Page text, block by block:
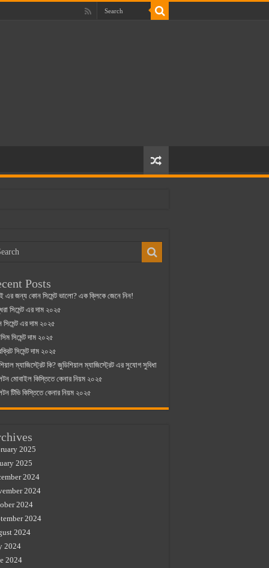
Posts
এর জন্য কোন সিমেন্ট ভালো? এক ক্লিকে জেনে নিন!
সিমেন্ট এর দাম ২০২৫
সিমেন্ট এর দাম ২০২৫
সিমেন্ট দাম ২০২৫
সিমেন্ট দাম ২০২৫
ম্যাজিস্ট্রেট কি? জুডিশিয়াল ম্যাজিস্ট্রেট এর সুযোগ সুবিধা
মোবাইল কিস্তিতে কেনার নিয়ম ২০২৫
টিভি কিস্তিতে কেনার নিয়ম ২০২৫
2025
2025
2024
2024
2024
2024
2024
2024
2024